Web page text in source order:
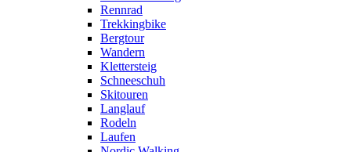
Rennrad
Trekkingbike
Bergtour
Wandern
Klettersteig
Schneeschuh
Skitouren
Langlauf
Rodeln
Laufen